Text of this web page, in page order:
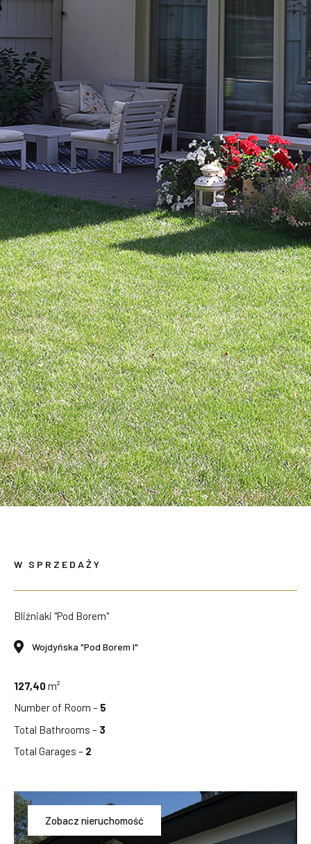
W SPRZEDAŻY
Bliźniaki "Pod Borem"
Wojdyńska "Pod Borem I"
127,40m²
Number of Room – 5
Total Bathrooms – 3
Total Garages – 2
Zobacz nieruchomość